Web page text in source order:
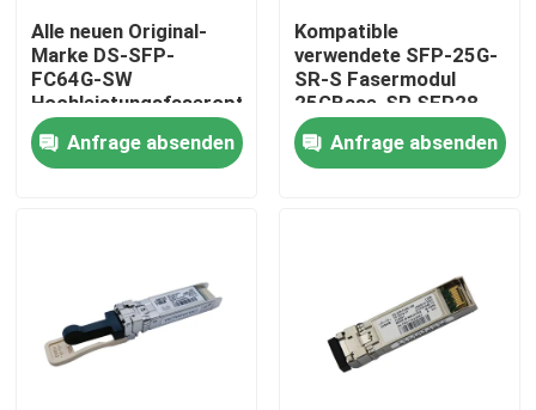
Qualitätskontrolle
Treten Sie mit uns in Verbindung
Nachrichten
400G/800G optisches Modul
Alle neuen Original-
Marke DS-SFP-
FC64G-SW
Hochleistungsfaseroptische
Geräte für KI-
Rechenzentren
Anfrage absenden
Kompatible
verwendete SFP-25G-
SR-S Fasermodul
25GBase-SR SFP28
Empfänger
Anfrage absenden